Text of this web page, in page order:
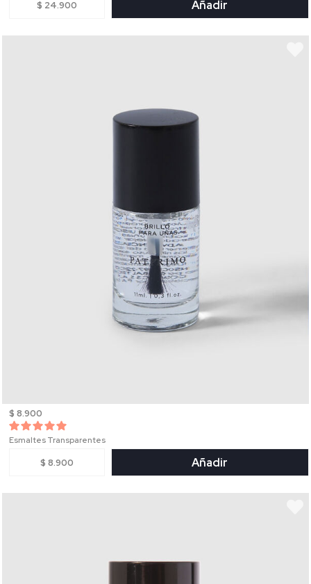
$ 24.900 Añadir
$ 8.900
Esmaltes Transparentes
$ 8.900 Añadir